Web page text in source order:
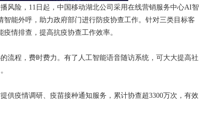
风险，11日起，中国移动湖北公司采用在线营销服务中心AI智
能外呼，助力政府部门进行防疫协查工作。针对三类目标客
情排查，提高抗疫协查工作效率。
流程，费时费力。有了人工智能语音随访系统，可大大提高社
供疫情调研、疫苗接种通知服务，累计协查超3300万次，有效